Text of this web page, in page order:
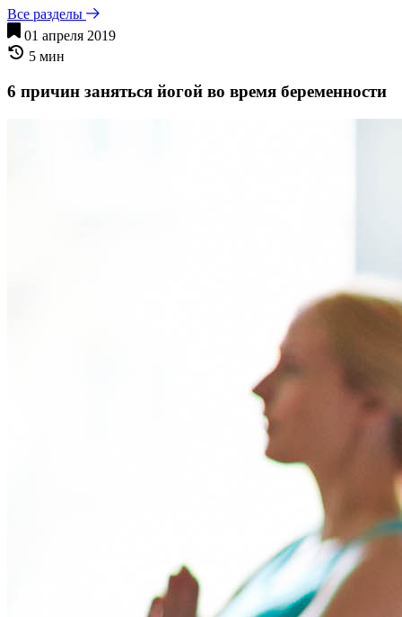
Все разделы
01 апреля 2019
5 мин
6 причин заняться йогой во время беременности